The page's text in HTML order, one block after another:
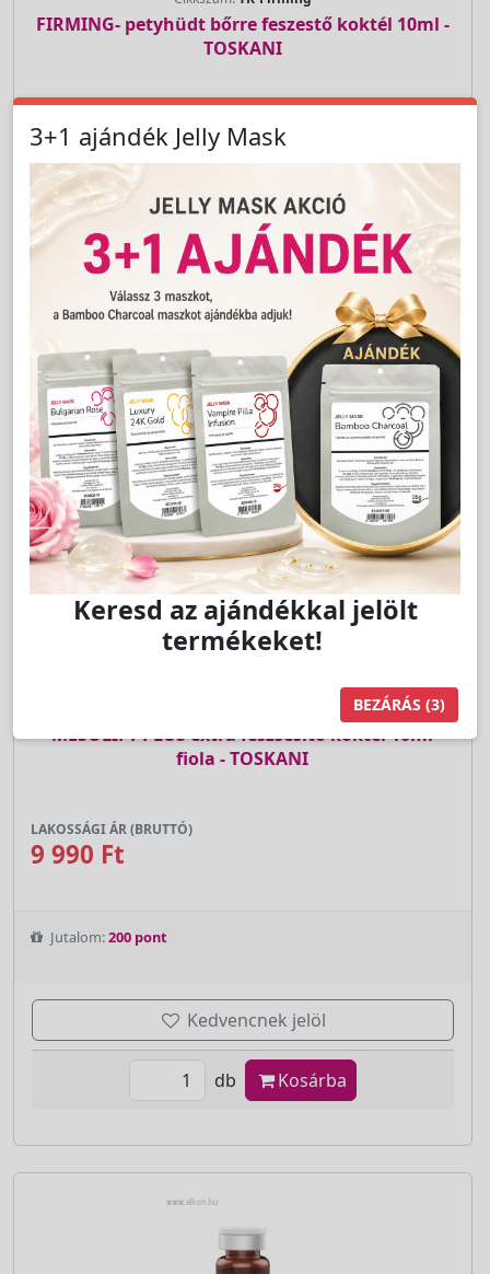
FIRMING- petyhüdt bőrre feszestő koktél 10ml -
TOSKANI
9 992 Ft
Jutalom:
Kedvencnek jelöl
Kosárba
MESOLIFT PLUS extra feszsesítő koktél 10ml
fiola - TOSKANI
LAKOSSÁGI ÁR (BRUTTÓ)
9 990 Ft
Jutalom:200 pont
Kedvencnek jelöl
db Kosárba
3+1 ajándék Jelly Mask
Keresd az ajándékkal jelölt
termékeket!
BEZÁRÁS (3)